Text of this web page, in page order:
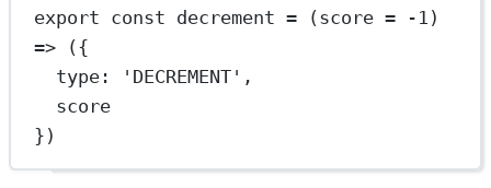
export const decrement = (score = - 1
=> ({
type:
'DECREMENT' ,
score
})